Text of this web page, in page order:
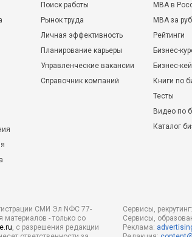
Поиск работы
Рынок труда
Личная эффективность
Планирование карьеры
Управленческие вакансии
Справочник компаний
MBA в
MBA за
Рейтинги
Бизнес-
Бизнес-
Книги по
Тесты
Видео по
Каталог
СМИ Эл NФС 77-
материалов - только со
, с разрешения редакции
Сервисы, рекрутинг:
Сервисы,
Реклама: